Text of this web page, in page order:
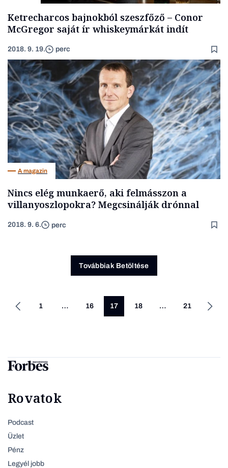
Ketrecharcos bajnokból szeszfőző – Conor
McGregor saját ír whiskeymárkát indít
2018. 9. 19. perc
A magazin
Nincs elég munkaerő, aki felmásszon a
villanyoszlopokra? Megcsinálják drónnal
2018. 9. 6. perc
Továbbiak Betöltése
1 … 16 17 18 … 21
Rovatok
Podcast
Üzlet
Pénz
Legyél jobb